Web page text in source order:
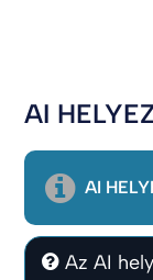
AI
AI
Az AI